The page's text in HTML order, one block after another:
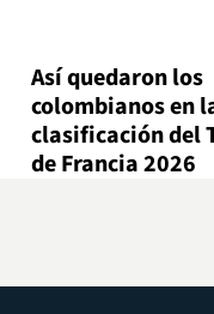
Así quedaron los
colombianos en
clasificación del
de Francia 2026